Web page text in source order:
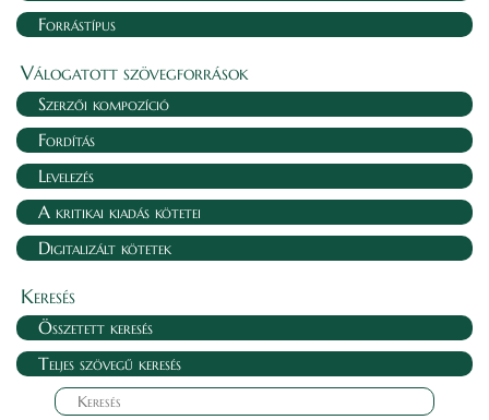
Forrástípus
Válogatott szövegforrások
Szerzői kompozíció
Fordítás
Levelezés
A kritikai kiadás kötetei
Digitalizált kötetek
Keresés
Összetett keresés
Teljes szövegű keresés